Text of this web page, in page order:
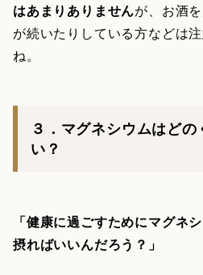
はあまりありませんが、お酒
が続いたりしている方などは
ね。
３．マグネシウムはど
い？
「健康に過ごすためにマグネ
摂ればいいんだろう？」